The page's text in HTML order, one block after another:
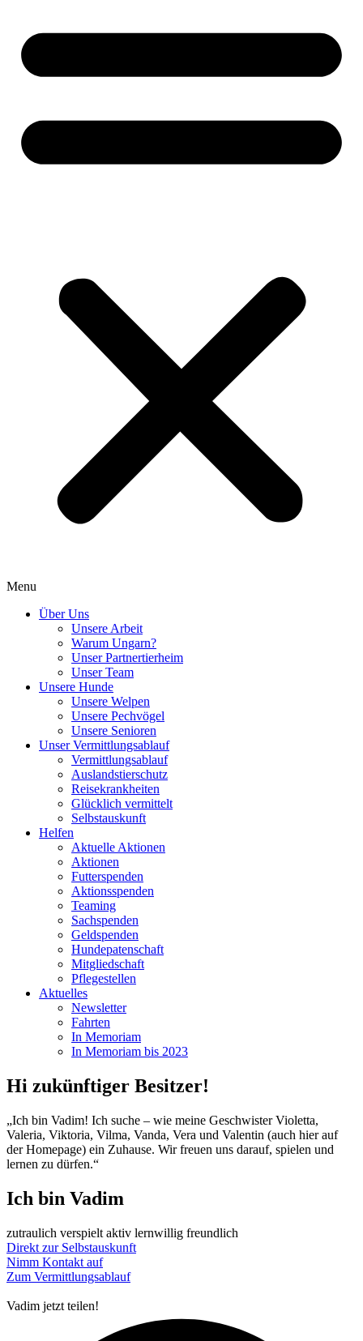
Menu
Über Uns
Unsere Arbeit
Warum Ungarn?
Unser Partnertierheim
Unser Team
Unsere Hunde
Unsere Welpen
Unsere Pechvögel
Unsere Senioren
Unser Vermittlungsablauf
Vermittlungsablauf
Auslandstierschutz
Reisekrankheiten
Glücklich vermittelt
Selbstauskunft
Helfen
Aktuelle Aktionen
Aktionen
Futterspenden
Aktionsspenden
Teaming
Sachspenden
Geldspenden
Hundepatenschaft
Mitgliedschaft
Pflegestellen
Aktuelles
Newsletter
Fahrten
In Memoriam
In Memoriam bis 2023
Hi zukünftiger Besitzer!
„Ich bin Vadim! Ich suche – wie meine Geschwister Violetta,
Valeria, Viktoria, Vilma, Vanda, Vera und Valentin (auch hier auf
der Homepage) ein Zuhause. Wir freuen uns darauf, spielen und
lernen zu dürfen.“
Ich bin Vadim
zutraulich verspielt aktiv lernwillig freundlich
Direkt zur Selbstauskunft
Nimm Kontakt auf
Zum Vermittlungsablauf
Vadim jetzt teilen!